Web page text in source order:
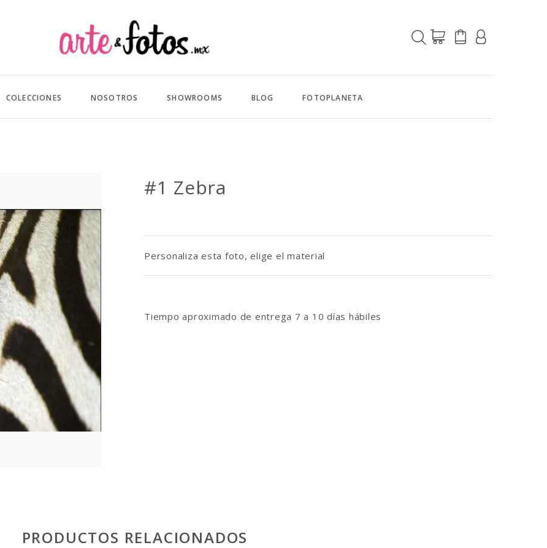
COLECCIONES NOSOTROS SHOWROOMS BLOG FOTOPLANETA
#1 Zebra
Personaliza esta foto, elige el material
Tiempo aproximado de entrega 7 a 10 días hábiles
PRODUCTOS RELACIONADOS